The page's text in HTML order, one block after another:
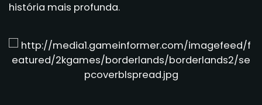
história mais profunda.